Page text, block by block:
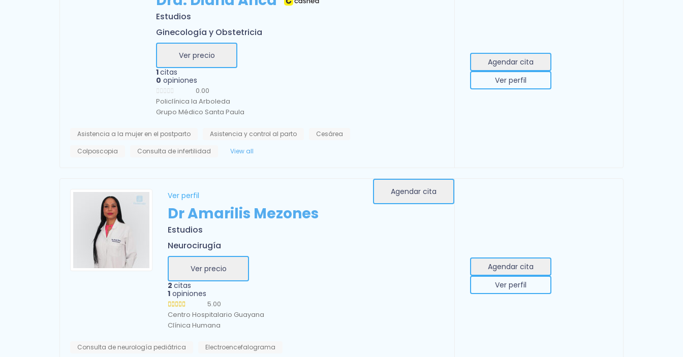
Estudios
Ginecología y Obstetricia
Ver precio
1citas
0 opiniones
0.00
Policlínica la Arboleda
Grupo Médico Santa Paula
Asistencia a la mujer en el postparto Asistencia y control al parto
Cesárea
Colposcopia
Consulta de infertilidad View all
Agendar cita
Ver perfil
Ver perfil
Dr Amarilis Mezones
Estudios
Neurocirugía
Ver precio
2 citas
1 opiniones
5.00
Centro Hospitalario Guayana
Clínica Humana
Consulta de neurología pediátrica Electroencefalograma
Agendar cita
Agendar cita
Ver perfil